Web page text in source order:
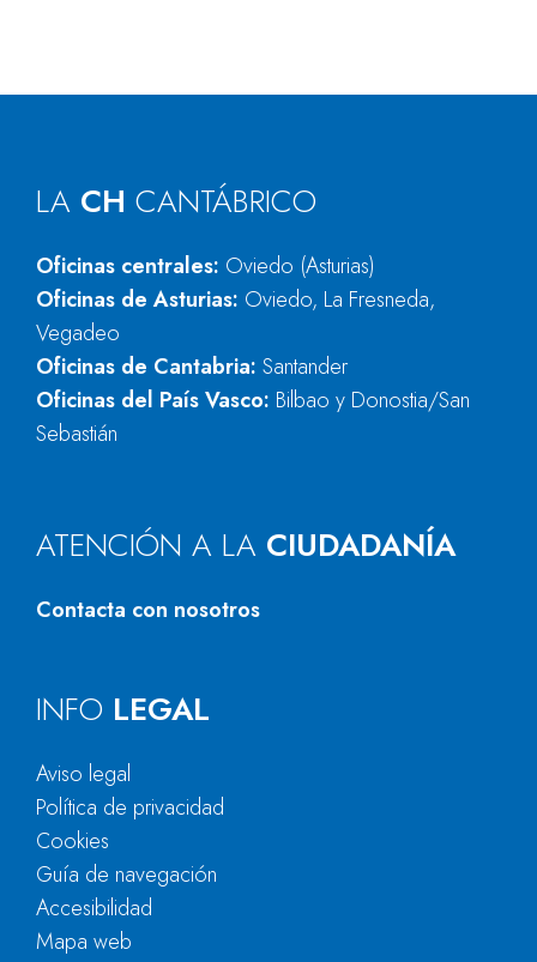
LA CH CANTÁBRICO
Oficinas centrales: Oviedo (Asturias)
Oficinas de Asturias: Oviedo, La Fresneda,
Vegadeo
Oficinas de Cantabria: Santander
Oficinas del País Vasco: Bilbao y Donostia/San
Sebastián
ATENCIÓN A LA CIUDADANÍA
Contacta con nosotros
INFO LEGAL
Aviso legal
Política de privacidad
Cookies
Guía de navegación
Accesibilidad
Mapa web